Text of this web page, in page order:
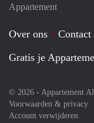
Appartement
Over ons Contact
Gratis je
© 2026 - Appartement
Voorwaarden & privacy
Account verwijderen